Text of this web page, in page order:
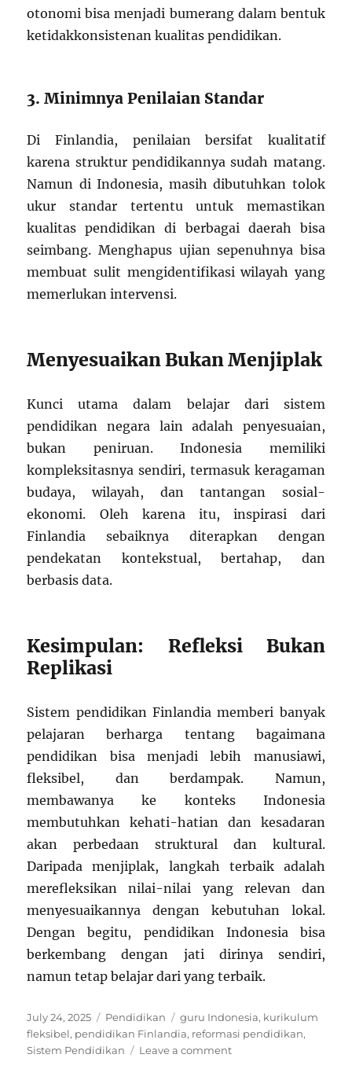
otonomi bisa menjadi bumerang dalam bentuk
ketidakkonsistenan kualitas pendidikan.
3. Minimnya Penilaian Standar
Di Finlandia, penilaian bersifat kualitatif
karena struktur pendidikannya sudah matang.
Namun di Indonesia, masih dibutuhkan tolok
ukur standar tertentu untuk memastikan
kualitas pendidikan di berbagai daerah bisa
seimbang. Menghapus ujian sepenuhnya bisa
membuat sulit mengidentifikasi wilayah yang
memerlukan intervensi.
Menyesuaikan Bukan Menjiplak
Kunci utama dalam belajar dari sistem
pendidikan negara lain adalah penyesuaian,
bukan peniruan. Indonesia memiliki
kompleksitasnya sendiri, termasuk keragaman
budaya, wilayah, dan tantangan sosial-
ekonomi. Oleh karena itu, inspirasi dari
Finlandia sebaiknya diterapkan dengan
pendekatan kontekstual, bertahap, dan
berbasis data.
Kesimpulan: Refleksi Bukan
Replikasi
Sistem pendidikan Finlandia memberi banyak
pelajaran berharga tentang bagaimana
pendidikan bisa menjadi lebih manusiawi,
fleksibel, dan berdampak. Namun,
membawanya ke konteks Indonesia
membutuhkan kehati-hatian dan kesadaran
akan perbedaan struktural dan kultural.
Daripada menjiplak, langkah terbaik adalah
merefleksikan nilai-nilai yang relevan dan
menyesuaikannya dengan kebutuhan lokal.
Dengan begitu, pendidikan Indonesia bisa
berkembang dengan jati dirinya sendiri,
namun tetap belajar dari yang terbaik.
Posted
on
July 24, 2025 Categories
Pendidikan Tags
guru Indonesia, kurikulum
fleksibel, pendidikan Finlandia, reformasi pendidikan,
Sistem Pendidikan
Leave a commenton